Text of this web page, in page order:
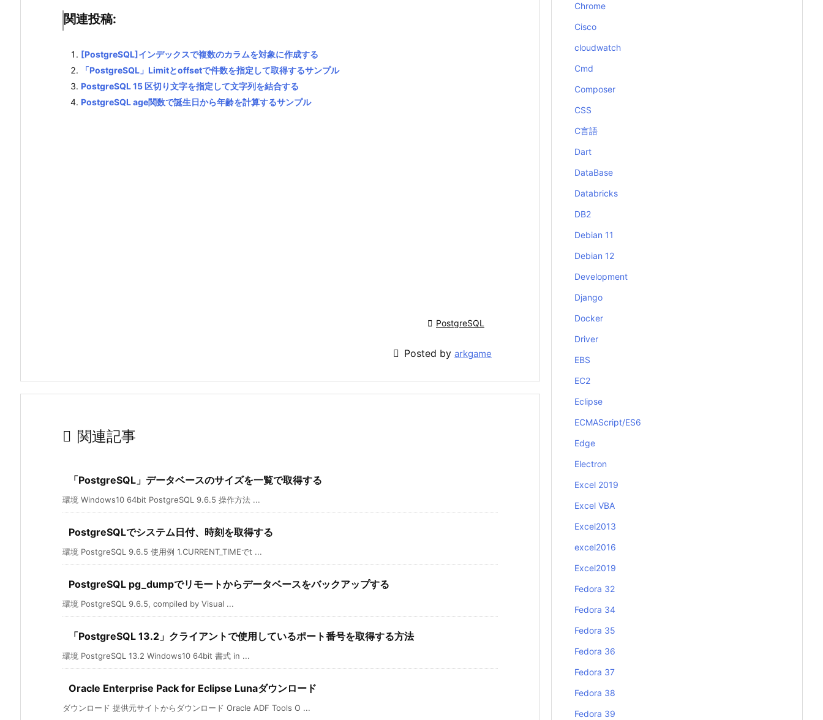
関連投稿:
[PostgreSQL]インデックスで複数のカラムを対象に作成する
「PostgreSQL」Limitとoffsetで件数を指定して取得するサンプル
PostgreSQL 15 区切り文字を指定して文字列を結合する
PostgreSQL age関数で誕生日から年齢を計算するサンプル
 PostgreSQL
 Posted by arkgame
 関連記事
「PostgreSQL」データベースのサイズを一覧で取得する
環境 Windows10 64bit PostgreSQL 9.6.5 操作方法 ...
PostgreSQLでシステム日付、時刻を取得する
環境 PostgreSQL 9.6.5 使用例 1.CURRENT_TIMEでt ...
PostgreSQL pg_dumpでリモートからデータベースをバックアップする
環境 PostgreSQL 9.6.5, compiled by Visual ...
「PostgreSQL 13.2」クライアントで使用しているポート番号を取得する方法
環境 PostgreSQL 13.2 Windows10 64bit 書式 in ...
Oracle Enterprise Pack for Eclipse Lunaダウンロード
ダウンロード 提供元サイトからダウンロード Oracle ADF Tools O ...
Chrome
Cisco
cloudwatch
Cmd
Composer
CSS
C言語
Dart
DataBase
Databricks
DB2
Debian 11
Debian 12
Development
Django
Docker
Driver
EBS
EC2
Eclipse
ECMAScript/ES6
Edge
Electron
Excel 2019
Excel VBA
Excel2013
excel2016
Excel2019
Fedora 32
Fedora 34
Fedora 35
Fedora 36
Fedora 37
Fedora 38
Fedora 39